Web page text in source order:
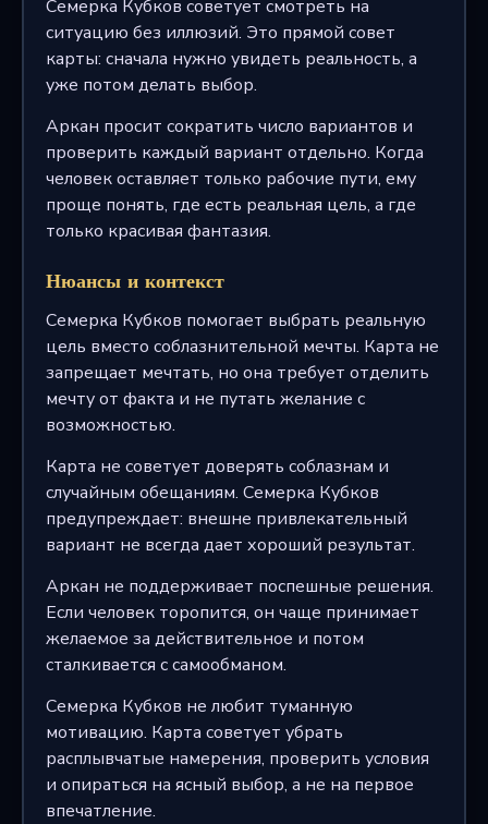
Семерка Кубков советует смотреть на
ситуацию без иллюзий. Это прямой совет
карты: сначала нужно увидеть реальность, а
уже потом делать выбор.
Аркан просит сократить число вариантов и
проверить каждый вариант отдельно. Когда
человек оставляет только рабочие пути, ему
проще понять, где есть реальная цель, а где
только красивая фантазия.
Нюансы и контекст
Семерка Кубков помогает выбрать реальную
цель вместо соблазнительной мечты. Карта не
запрещает мечтать, но она требует отделить
мечту от факта и не путать желание с
возможностью.
Карта не советует доверять соблазнам и
случайным обещаниям. Семерка Кубков
предупреждает: внешне привлекательный
вариант не всегда дает хороший результат.
Аркан не поддерживает поспешные решения.
Если человек торопится, он чаще принимает
желаемое за действительное и потом
сталкивается с самообманом.
Семерка Кубков не любит туманную
мотивацию. Карта советует убрать
расплывчатые намерения, проверить условия
и опираться на ясный выбор, а не на первое
впечатление.